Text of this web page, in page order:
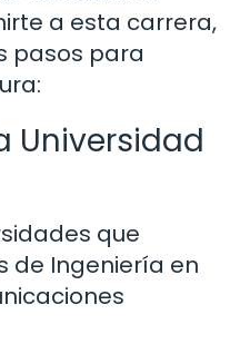
a esta carrera,
pasos para
Universidad
que
de Ingeniería en